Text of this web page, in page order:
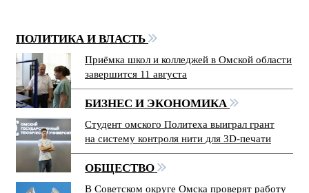
ПОЛИТИКА И ВЛАСТЬ
Приёмка школ и колледжей в Омской области
завершится 11 августа
БИЗНЕС И ЭКОНОМИКА
Студент омского Политеха выиграл грант
на систему контроля нити для 3D-печати
ОБЩЕСТВО
В Советском округе Омска проверят работу